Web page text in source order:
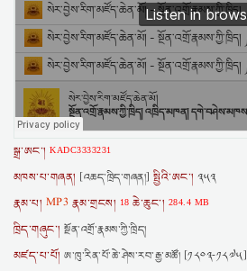
སྒྲ་ཨང་།KADC3333231
མཁས་པ་གཞན། [འཆད་ཁྲིད་གཞན།]སྤྱིའི་ཨང་། ༣༥༣
རྣམ་པ། MP3 རྣམ་གྲངས། 18 ཆེ་ཆུང་། 284.4 MB
ཁྲིད་གཞུང་།སྔོན་འགྲོ་རྣམས་ཀྱི་ཁྲིད།
མཛད་པ་པོ།ཨ་ཁུ་རིན་པོ་ཆེ་ཤེས་རབ་རྒྱ་མཚོ། [༡༨༠༣-༡༨༧༥]